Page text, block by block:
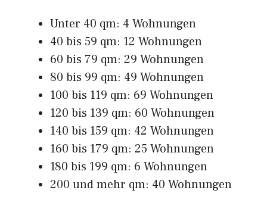
Unter 40 qm: 4 Wohnungen
40 bis 59 qm: 12 Wohnungen
60 bis 79 qm: 29 Wohnungen
80 bis 99 qm: 49 Wohnungen
100 bis 119 qm: 69 Wohnungen
120 bis 139 qm: 60 Wohnungen
140 bis 159 qm: 42 Wohnungen
160 bis 179 qm: 25 Wohnungen
180 bis 199 qm: 6 Wohnungen
200 und mehr qm: 40 Wohnungen